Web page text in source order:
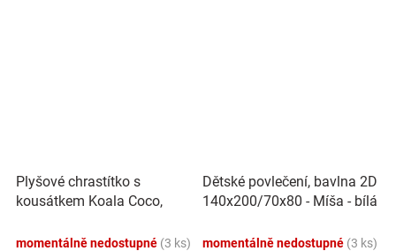
Plyšové chrastítko s
kousátkem Koala Coco,
momentálně nedostupné (3 ks)
Dětské povlečení, bavlna 2D
140x200/70x80 - Míša - bílá
momentálně nedostupné (3 ks)